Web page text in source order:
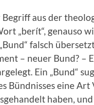
aus der
„berít“, genauso
falsch
– neuer Bund? –
Ein „Bund“
Bündnisses eine
haben,